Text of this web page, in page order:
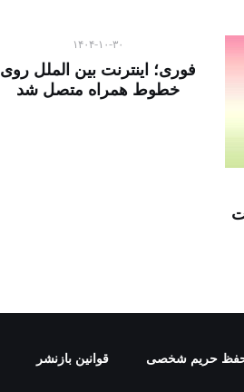
۱۴۰۴-۱۰-۳۰
فوری؛ اینترنت بین الملل روی
خطوط همراه متصل شد
حریم شخصی قوانین بازنشر